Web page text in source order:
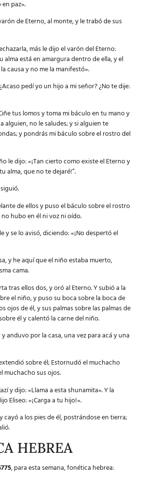
paz».
de Eterno, al monte, y le trabó de sus
más le dijo el varón del Eterno:
alma está en amargura dentro de ella, y el
causa y no me la manifestó».
pedí yo un hijo a mi señor? ¿No te dije:
tus lomos y toma mi báculo en tu mano y
alguien, no le saludes; y si alguien te
y pondrás mi báculo sobre el rostro del
le dijo: «¡Tan cierto como existe el Eterno y
alma, que no te dejaré!”.
de ellos y puso el báculo sobre el rostro
hubo en él ni voz ni oído.
y se lo avisó, diciendo: «¡No despertó el
y he aquí que el niño estaba muerto,
cama.
tras ellos dos, y oró al Eterno. Y subió a la
el niño, y puso su boca sobre la boca de
ojos de él, y sus palmas sobre las palmas de
él y calentó la carne del niño.
anduvo por la casa, una vez para acá y una
sobre él; Estornudó el muchacho
muchacho sus ojos.
y dijo: «Llama a esta shunamita». Y la
Eliseo: «¡Carga a tu hijo!».
cayó a los pies de él, postrándose en tierra;
HEBREA
, para esta semana, fonética hebrea: